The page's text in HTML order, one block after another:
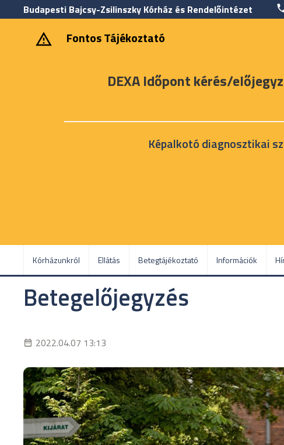
Budapesti Bajcsy-Zsilinszky Kórház és Rendelőintézet
‎ ‎Fontos Tájékoztató
DEXA Időpont kérés/
Képalkotó diagnosztikai
Kórházunkról Ellátás Betegtájékoztató Információk
Betegelőjegyzés
2022.04.07 13:13